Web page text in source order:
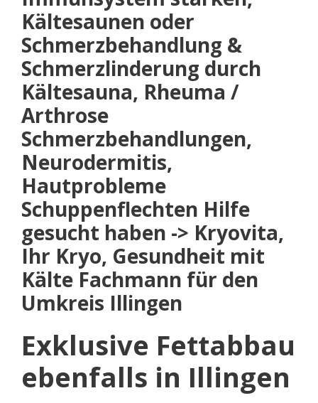
Kältesaunen oder
Schmerzbehandlung &
Schmerzlinderung durch
Kältesauna, Rheuma /
Arthrose
Schmerzbehandlungen,
Neurodermitis,
Hautprobleme
Schuppenflechten Hilfe
gesucht haben -> Kryovita,
Ihr Kryo, Gesundheit mit
Kälte Fachmann für den
Umkreis Illingen
Exklusive Fettabbau
ebenfalls in Illingen